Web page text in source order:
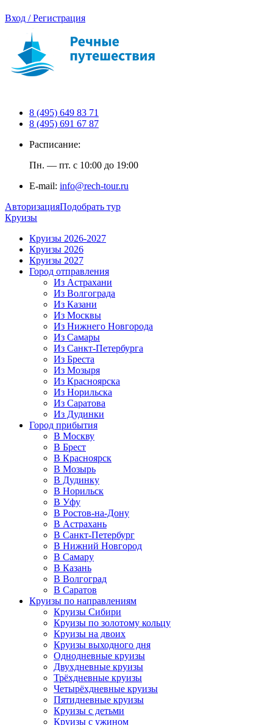
Вход / Регистрация
8 (495) 649 83 71
8 (495) 691 67 87
Расписание:
Пн. — пт. с 10:00 до 19:00
E-mail: info@rech-tour.ru
АвторизацияПодобрать тур
Круизы
Круизы 2026-2027
Круизы 2026
Круизы 2027
Город отправления
Из Астрахани
Из Волгограда
Из Казани
Из Москвы
Из Нижнего Новгорода
Из Самары
Из Санкт-Петербурга
Из Бреста
Из Мозыря
Из Красноярска
Из Норильска
Из Саратова
Из Дудинки
Город прибытия
В Москву
В Брест
В Красноярск
В Мозырь
В Дудинку
В Норильск
В Уфу
В Ростов-на-Дону
В Астрахань
В Санкт-Петербург
В Нижний Новгород
В Самару
В Казань
В Волгоград
В Саратов
Круизы по направлениям
Круизы Сибири
Круизы по золотому кольцу
Круизы на двоих
Круизы выходного дня
Однодневные круизы
Двухдневные круизы
Трёхдневные круизы
Четырёхдневные круизы
Пятидневные круизы
Круизы с детьми
Круизы с ужином